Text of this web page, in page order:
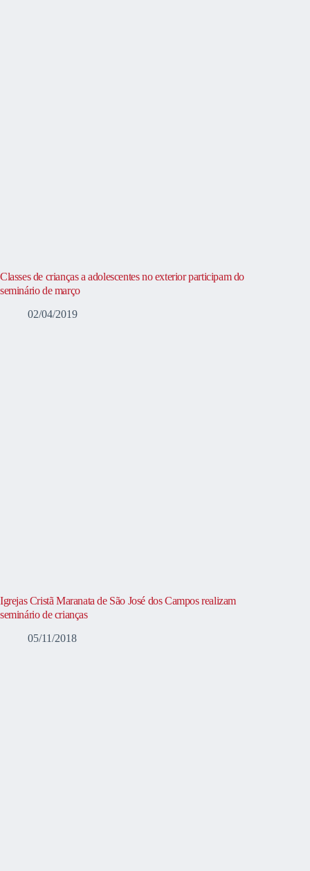
Classes de crianças a adolescentes no exterior participam do
seminário de março
02/04/2019
Igrejas Cristã Maranata de São José dos Campos realizam
seminário de crianças
05/11/2018